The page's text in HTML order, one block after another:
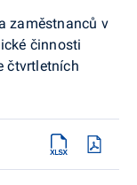
zaměstnanců v
činnosti
čtvrtletních